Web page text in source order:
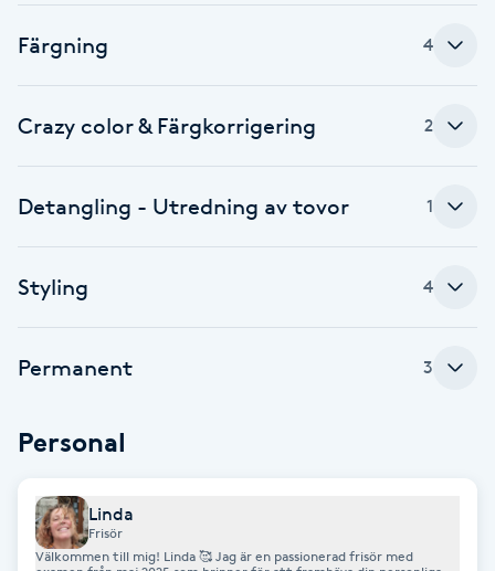
Cryoterapi
D
Damklippning
Diamantslipning
E
Enzympeeling
Extensions
Extensions borttagning
Eyeliner-tatuering
Färgning 4
Crazy color & Färgkorrigering 2
Detangling - Utredning av tovor 1
Styling 4
Permanent 3
Personal
Linda
Frisör
Välkommen till mig! Linda 🥰 ​Jag är en passionerad frisör med